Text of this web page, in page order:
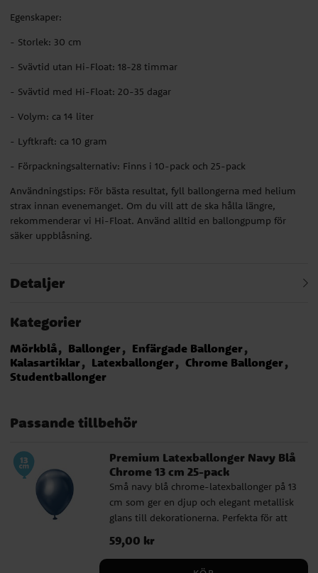
Egenskaper:
- Storlek: 30 cm
- Svävtid utan Hi-Float: 18-28 timmar
- Svävtid med Hi-Float: 20-35 dagar
- Volym: ca 14 liter
- Lyftkraft: ca 10 gram
- Förpackningsalternativ: Finns i 10-pack och 25-pack
Användningstips: För bästa resultat, fyll ballongerna med helium
strax innan evenemanget. Om du vill att de ska hålla längre,
rekommenderar vi Hi-Float. Använd alltid en ballongpump för
säker uppblåsning.
Detaljer
Kategorier
Mörkblå Ballonger
Enfärgade Ballonger
Kalasartiklar
Latexballonger
Chrome Ballonger
Studentballonger
Passande tillbehör
Premium Latexballonger Navy Blå
Chrome 13 cm 25-pack
Små navy blå chrome-latexballonger på 13
cm som ger en djup och elegant metallisk
glans till dekorationerna. Perfekta för att
skapa subtila, stilrena detaljer i varje
arrangemang. Dessa premium
Pris:59,00 kr
59,00 kr